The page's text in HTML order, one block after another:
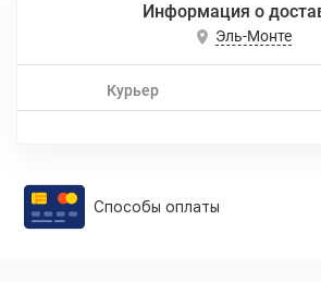
Информация о
Эль-Монте
Курьер
Способы оплаты